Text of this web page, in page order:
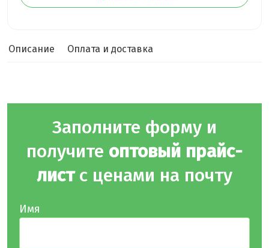
Описание Оплата и доставка
Заполните форму и
получите оптовый прайс-
листс ценами на почту
Имя